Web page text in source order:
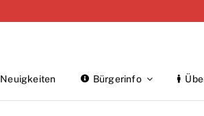
Neuigkeiten Bürgerinfo